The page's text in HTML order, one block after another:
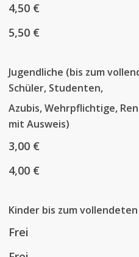
4,50 €
5,50 €
Jugendliche (bis zum
Schüler, Studenten,
Azubis, Wehrpflichtige,
mit Ausweis)
3,00 €
4,00 €
Kinder bis zum
Frei